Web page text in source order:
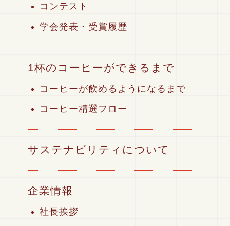
コンテスト
学会発表・受賞履歴
1杯のコーヒーができるまで
コーヒーが飲めるようになるまで
コーヒー精選フロー
サステナビリティについて
企業情報
社長挨拶